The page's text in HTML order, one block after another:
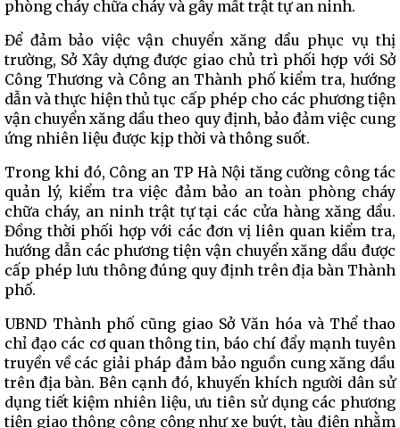
phòng cháy chữa cháy và gây mất trật tự an ninh.
Để đảm bảo việc vận chuyển xăng dầu phục vụ thị
trường, Sở Xây dựng được giao chủ trì phối hợp với Sở
Công Thương và Công an Thành phố kiểm tra, hướng
dẫn và thực hiện thủ tục cấp phép cho các phương tiện
vận chuyển xăng dầu theo quy định, bảo đảm việc cung
ứng nhiên liệu được kịp thời và thông suốt.
Trong khi đó, Công an TP Hà Nội tăng cường công tác
quản lý, kiểm tra việc đảm bảo an toàn phòng cháy
chữa cháy, an ninh trật tự tại các cửa hàng xăng dầu.
Đồng thời phối hợp với các đơn vị liên quan kiểm tra,
hướng dẫn các phương tiện vận chuyển xăng dầu được
cấp phép lưu thông đúng quy định trên địa bàn Thành
phố.
UBND Thành phố cũng giao Sở Văn hóa và Thể thao
chỉ đạo các cơ quan thông tin, báo chí đẩy mạnh tuyên
truyền về các giải pháp đảm bảo nguồn cung xăng dầu
trên địa bàn. Bên cạnh đó, khuyến khích người dân sử
dụng tiết kiệm nhiên liệu, ưu tiên sử dụng các phương
tiện giao thông công cộng như xe buýt, tàu điện nhằm